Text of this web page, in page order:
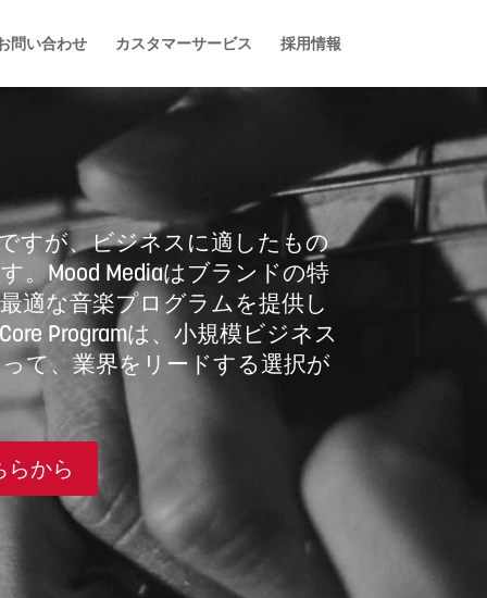
問い合わせ カスタマーサービス 採用情報
すが、ビジネスに適したもの
。Mood Mediaはブランドの特
適な音楽プログラムを提供し
Programは、小規模ビジネス
て、業界をリードする選択が
らから